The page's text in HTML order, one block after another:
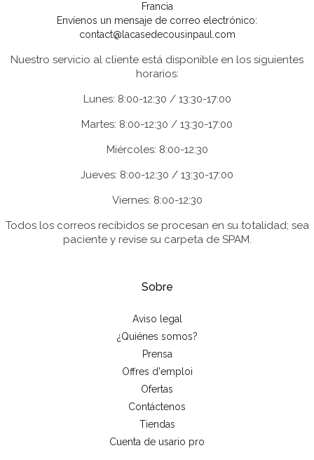
Francia
Envíenos un mensaje de correo electrónico:
contact@lacasedecousinpaul.com
Nuestro servicio al cliente está disponible en los siguientes
horarios:
Lunes: 8:00-12:30 / 13:30-17:00
Martes: 8:00-12:30 / 13:30-17:00
Miércoles: 8:00-12:30
Jueves: 8:00-12:30 / 13:30-17:00
Viernes: 8:00-12:30
Todos los correos recibidos se procesan en su totalidad; sea
paciente y revise su carpeta de SPAM.
Sobre
Aviso legal
¿Quiénes somos?
Prensa
Offres d'emploi
Ofertas
Contáctenos
Tiendas
Cuenta de usario pro